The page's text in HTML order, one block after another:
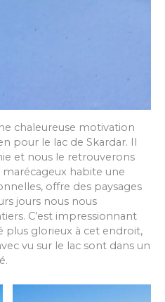
chaleureuse motivation
pour le lac de Skardar. Il
et nous le retrouverons
marécageux habite une
offre des paysages
jours nous nous
C’est impressionnant
plus glorieux à cet endroit,
vu sur le lac sont dans un